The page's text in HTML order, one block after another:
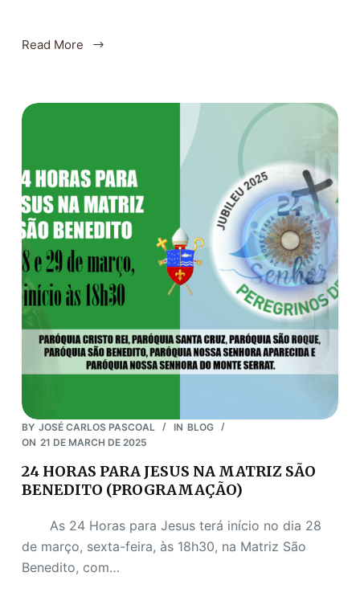
Read More
BY JOSÉ CARLOS PASCOAL IN BLOG
ON 21 DE MARCH DE 2025
24 HORAS PARA JESUS NA MATRIZ SÃO
BENEDITO (PROGRAMAÇÃO)
As 24 Horas para Jesus terá início no dia 28
de março, sexta-feira, às 18h30, na Matriz São
Benedito, com…